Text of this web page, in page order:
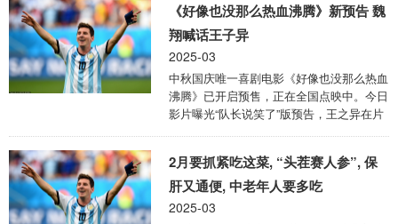
全球贸易战，重创本已疲软的美国经济。美
国上周初请失业金人数意外下降。特朗普关
税与OPEC+的增产计划令油价重挫。 道指
跌1，362.27点，跌幅为3.23%，报
40863.05点；纳指跌915.42点，跌幅为
5.20%，报16685.62点；标普500指数跌
229.92点，跌幅为4.05%， ...
《好像也没那么热血沸腾》新预告 魏
翔喊话王子异
2025-03
中秋国庆唯一喜剧电影《好像也没那么热血
沸腾》已开启预售，正在全国点映中。今日
影片曝光“队长说笑了”版预告，王之异在片
出场外不忘潇洒转身离开，还要发表“回归
宣言”。霸气队长遇上火爆教练，竟然迸发
出的十足喜感，猝不及防戳中观众笑点。
电影《好像也没那么热血沸腾》由邢文雄编
2月要抓紧吃这菜, “头茬赛人参”, 保
肝又通便, 中老年人要多吃
2025-03